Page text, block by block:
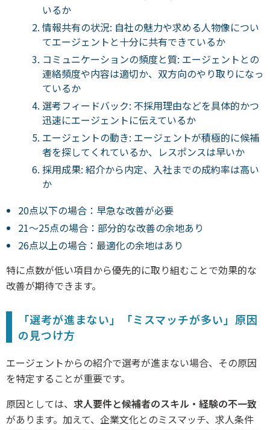
いるか
情報共有の状況: 自社の魅力や求める人物像につい
てエージェントと十分に共有できているか
コミュニケーションの頻度と質: エージェントとの
連絡頻度や内容は適切か、双方向のやり取りになっ
ているか
選考フィードバック: 不採用理由などを具体的かつ
迅速にエージェントに伝えているか
エージェントの動き: エージェントが積極的に候補
者を探してくれているか、レスポンスは早いか
採用成果: 紹介から内定、入社までの成約率は高い
か
20点以下の場合：早急な改善が必要
21〜25点の場合：部分的な改善の余地あり
26点以上の場合：最適化の余地はあり
特に点数が低い項目から優先的に取り組むことで効果的な
改善が期待できます。
「選考が進まない」「ミスマッチが多い」原因
の見つけ方
エージェントからの紹介で選考が進まない場合、その原因
を特定することが重要です。
原因としては、 求人要件と候補者のスキル・経験の不一致
があります。加えて、企業文化とのミスマッチ、求人条件